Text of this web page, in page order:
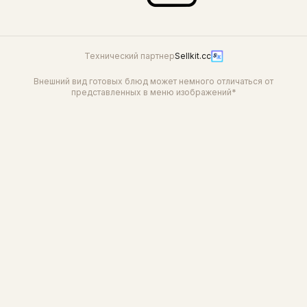
Технический партнерSellkit.cc
Внешний вид готовых блюд может немного отличаться от
представленных в меню изображений*